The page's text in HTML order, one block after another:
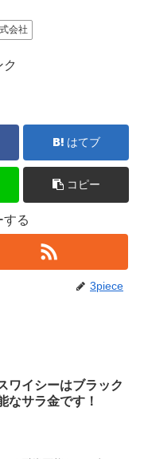
会社
はてブ
コピー
する
3piece
ワイシーはブラック
なサラ金です！